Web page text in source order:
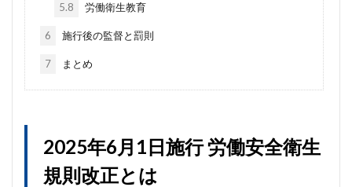
5.8 労働衛生教育
6 施行後の監督と罰則
7 まとめ
2025年6月1日施行 労働安全衛生
規則改正とは